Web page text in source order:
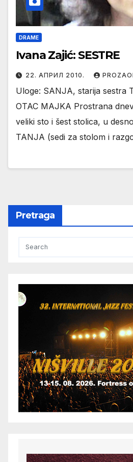
DRAME
Ivana Zajić: SESTRE
22. АПРИЛ 2010.
Uloge: SANJA, starija sestra
OTAC MAJKA Prostrana
veliki sto i šest stolica, u
TANJA (sedi za stolom i
Pretraga